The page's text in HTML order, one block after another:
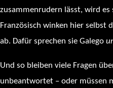
zusammenrudern lässt, wird es
Französisch winken hier selbst
ab. Dafür sprechen sie Galego
Und so bleiben viele Fragen
unbeantwortet – oder müssen